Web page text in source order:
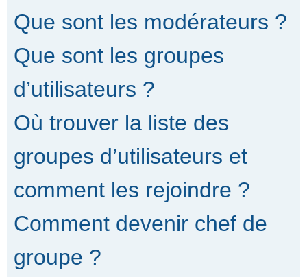
Que sont les modérateurs ?
Que sont les groupes
d’utilisateurs ?
Où trouver la liste des
groupes d’utilisateurs et
comment les rejoindre ?
Comment devenir chef de
groupe ?